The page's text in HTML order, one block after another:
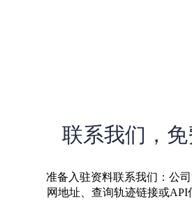
联系我们，
准备入驻资料联系我们：公
网地址、查询轨迹链接或API